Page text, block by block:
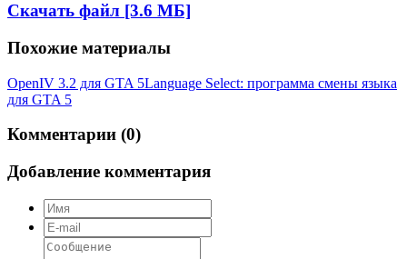
Скачать файл [3.6 МБ]
Похожие материалы
OpenIV 3.2 для GTA 5Language Select: программа смены языка
для GTA 5
Комментарии (0)
Добавление комментария